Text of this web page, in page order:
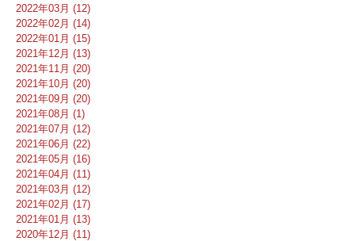
2022年03月 (12)
2022年02月 (14)
2022年01月 (15)
2021年12月 (13)
2021年11月 (20)
2021年10月 (20)
2021年09月 (20)
2021年08月 (1)
2021年07月 (12)
2021年06月 (22)
2021年05月 (16)
2021年04月 (11)
2021年03月 (12)
2021年02月 (17)
2021年01月 (13)
2020年12月 (11)